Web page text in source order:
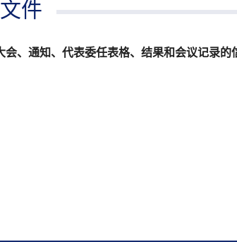
件
会、通知、代表委任表格、结果和会议记录的